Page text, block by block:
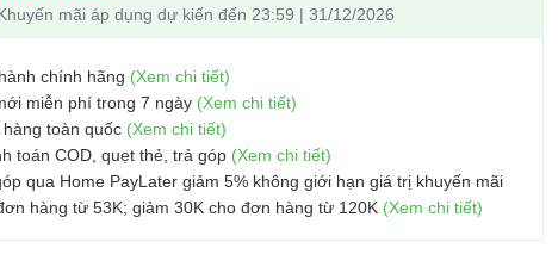
mãi áp dụng dự kiến đến 23:59 | 31/12/2026
chính hãng (Xem chi tiết)
miễn phí trong 7 ngày (Xem chi tiết)
hàng toàn quốc (Xem chi tiết)
toán COD, quẹt thẻ, trả góp (Xem chi tiết)
qua Home PayLater giảm 5% không giới hạn giá trị khuyến mãi
hàng từ 53K; giảm 30K cho đơn hàng từ 120K (Xem chi tiết)